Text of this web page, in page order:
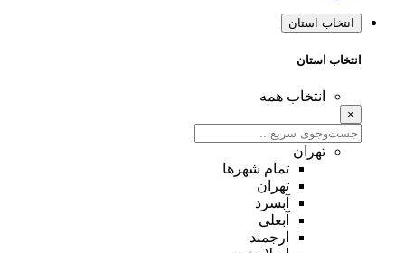
انتخاب استان
انتخاب استان
انتخاب همه
×
تهران
تمام شهر‌ها
تهران
آبسرد
آبعلی
ارجمند